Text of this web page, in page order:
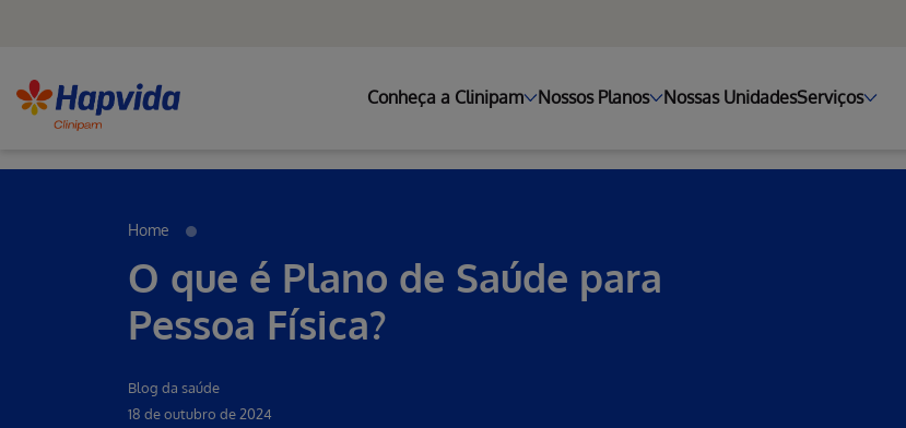
Pular para o Conteúdo principal
Conheça a Clinipam Nossos Planos Nossas UnidadesServiços
Home
O que é Plano de Saúde para
Pessoa Física?
Blog da saúde
18 de outubro de 2024